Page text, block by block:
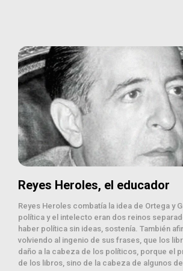
Reyes Heroles, el educador
Reyes Heroles combatía la idea de Ortega y
política y el intelecto eran dos reinos
haber política sin ideas, sostenía. También
volviendo al ingenio de sus frases, que los
daño a la cabeza de los políticos, porque el
de los libros, sino de la cabeza de algunos